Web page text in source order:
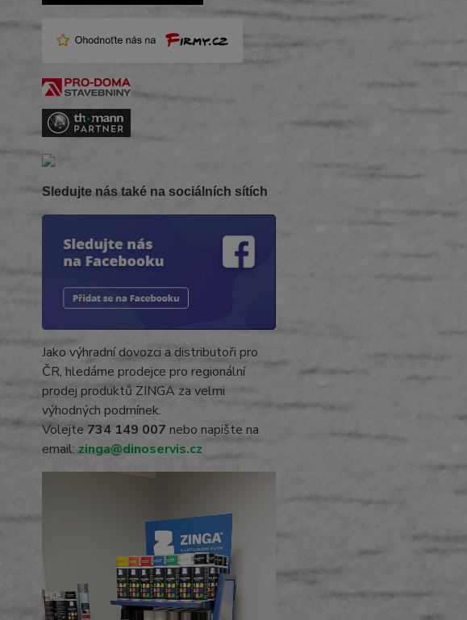
Sledujte nás také na sociálních sítích
Jako výhradní dovozci a distributoři pro
ČR, hledáme prodejce pro regionální
prodej produktů ZINGA za velmi
výhodných podmínek.
Volejte 734 149 007 nebo napište na
email: zinga@dinoservis.cz